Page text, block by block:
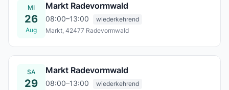
MI
26
Aug
Markt Radevormwald
08:00–13:00
wiederkehrend
Markt, 42477 Radevormwald
SA
29
Markt Radevormwald
08:00–13:00
wiederkehrend